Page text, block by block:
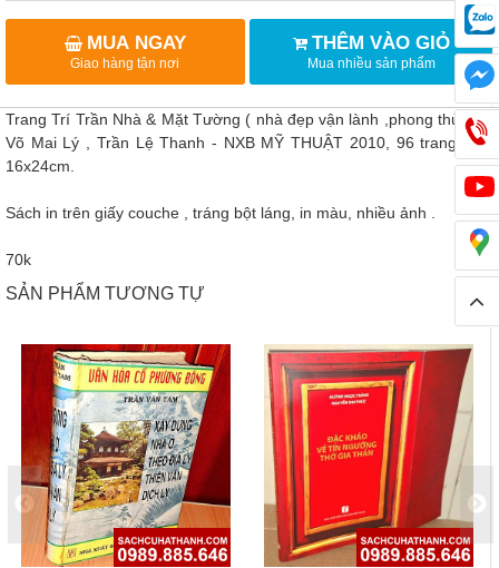
MUA NGAY
Giao hàng tận nơi
THÊM VÀO GIỎ
Mua nhiều sản phẩm
Trang Trí Trần Nhà & Mặt Tường ( nhà đẹp vận lành ,phong thủy ) -
Võ Mai Lý , Trần Lệ Thanh - NXB MỸ THUẬT 2010, 96 trang, khổ
16x24cm.
Sách in trên giấy couche , tráng bột láng, in màu, nhiều ảnh .
70k
SẢN PHẨM TƯƠNG TỰ